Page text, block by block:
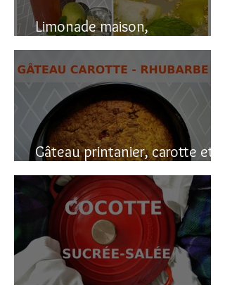
Limonade maison,
naturellement pétillante!!!
Gâteau printanier, carotte et
rhubarbe